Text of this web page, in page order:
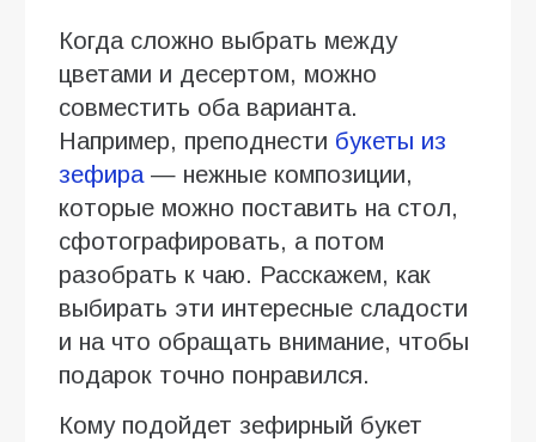
Когда сложно выбрать между
цветами и десертом, можно
совместить оба варианта.
Например, преподнести букеты из
зефира— нежные композиции,
которые можно поставить на стол,
сфотографировать, а потом
разобрать к чаю. Расскажем, как
выбирать эти интересные сладости
и на что обращать внимание, чтобы
подарок точно понравился.
Кому подойдет зефирный букет